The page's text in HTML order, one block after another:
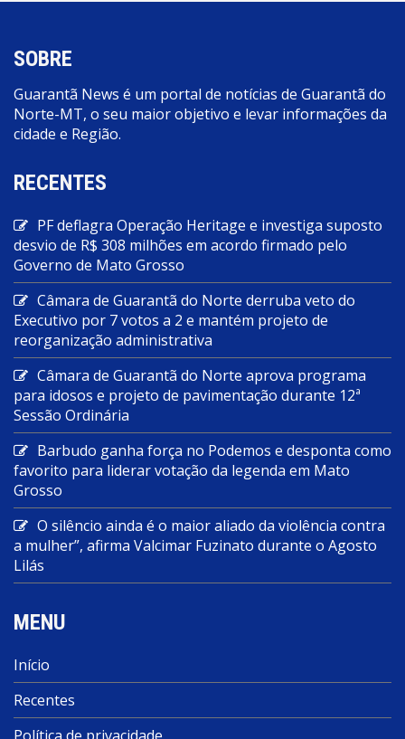
SOBRE
Guarantã News é um portal de notícias de Guarantã do
Norte-MT, o seu maior objetivo e levar informações da
cidade e Região.
RECENTES
PF deflagra Operação Heritage e investiga suposto
desvio de R$ 308 milhões em acordo firmado pelo
Governo de Mato Grosso
Câmara de Guarantã do Norte derruba veto do
Executivo por 7 votos a 2 e mantém projeto de
reorganização administrativa
Câmara de Guarantã do Norte aprova programa
para idosos e projeto de pavimentação durante 12ª
Sessão Ordinária
Barbudo ganha força no Podemos e desponta como
favorito para liderar votação da legenda em Mato
Grosso
O silêncio ainda é o maior aliado da violência contra
a mulher”, afirma Valcimar Fuzinato durante o Agosto
Lilás
MENU
Início
Recentes